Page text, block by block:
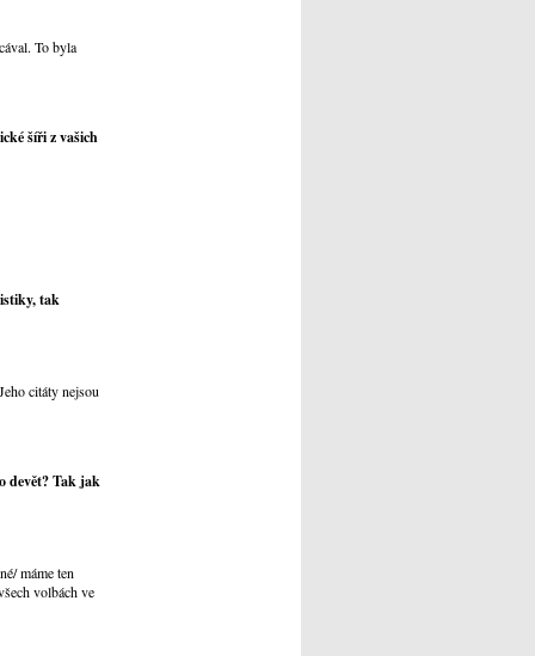
To byla
šíři z vašich
tak
citáty nejsou
devět? Tak jak
máme ten
volbách ve